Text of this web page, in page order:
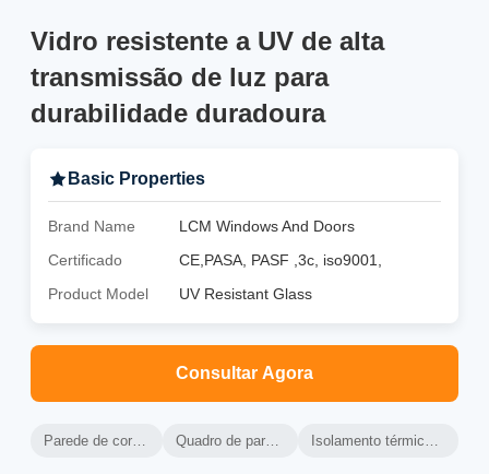
Vidro resistente a UV de alta
transmissão de luz para
durabilidade duradoura
Basic Properties
Brand Name
LCM Windows And Doors
Certificado
CE,PASA, PASF ,3c, iso9001,
Product Model
UV Resistant Glass
Consultar Agora
Parede de cortina de alumínio ventilada Quadro de parede de cortina de alumínio Isolamento térmico da parede de cortina ventilada